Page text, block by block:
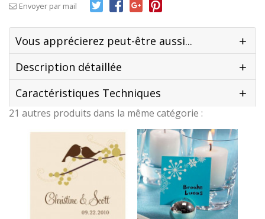
Envoyer par mail
Vous apprécierez peut-être aussi...
Description détaillée
Caractéristiques Techniques
21 autres produits dans la même catégorie :